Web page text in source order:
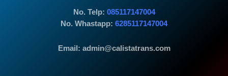
No. Telp: 085117147004
No. Whastapp: 6285117147004
Email: admin@calistatrans.com